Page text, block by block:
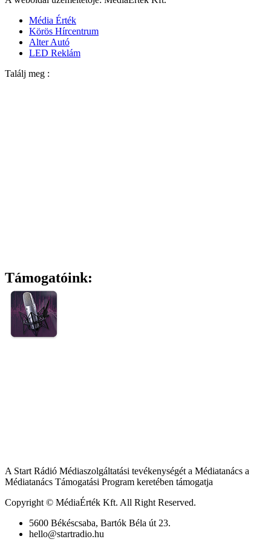
Média Érték
Körös Hírcentrum
Alter Autó
LED Reklám
Találj meg :
Támogatóink:
A Start Rádió Médiaszolgáltatási tevékenységét a Médiatanács a
Médiatanács Támogatási Program keretében támogatja
Copyright © MédiaÉrték Kft. All Right Reserved.
5600 Békéscsaba, Bartók Béla út 23.
hello@startradio.hu